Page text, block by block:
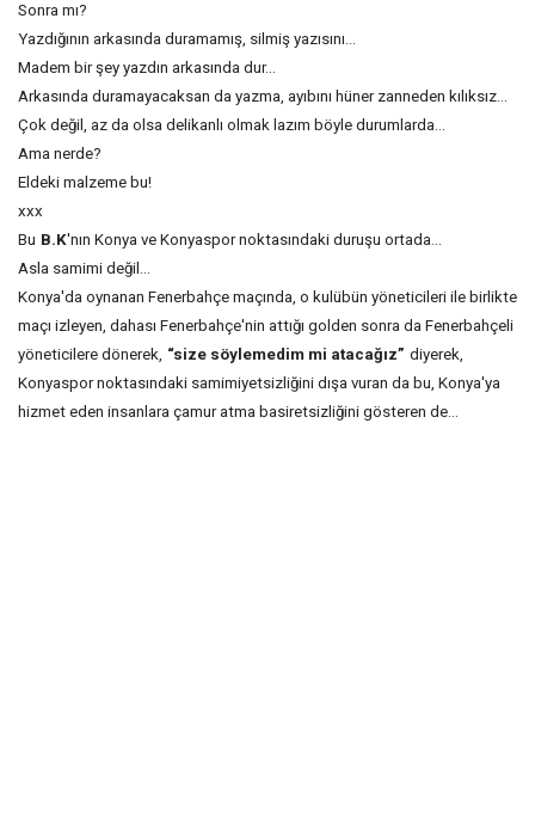
Sonra mı?
Yazdığının arkasında duramamış, silmiş yazısını...
Madem bir şey yazdın arkasında dur...
Arkasında duramayacaksan da yazma, ayıbını hüner zanneden kılıksız...
Çok değil, az da olsa delikanlı olmak lazım böyle durumlarda...
Ama nerde?
Eldeki malzeme bu!
xxx
Bu B.K'nın Konya ve Konyaspor noktasındaki duruşu ortada...
Asla samimi değil...
Konya'da oynanan Fenerbahçe maçında, o kulübün yöneticileri ile birlikte
maçı izleyen, dahası Fenerbahçe'nin attığı golden sonra da Fenerbahçeli
yöneticilere dönerek, “size söylemedim mi atacağız” diyerek,
Konyaspor noktasındaki samimiyetsizliğini dışa vuran da bu, Konya'ya
hizmet eden insanlara çamur atma basiretsizliğini gösteren de...